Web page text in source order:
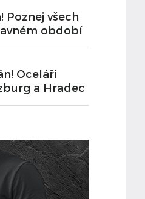
Poznej všech
období
Oceláři
a Hradec